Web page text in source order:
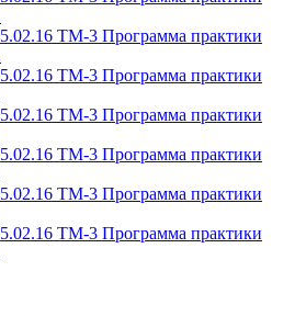
ТМ-3 Программа практики
ТМ-3 Программа практики
ТМ-3 Программа практики
ТМ-3 Программа практики
ТМ-3 Программа практики
ТМ-3 Программа практики